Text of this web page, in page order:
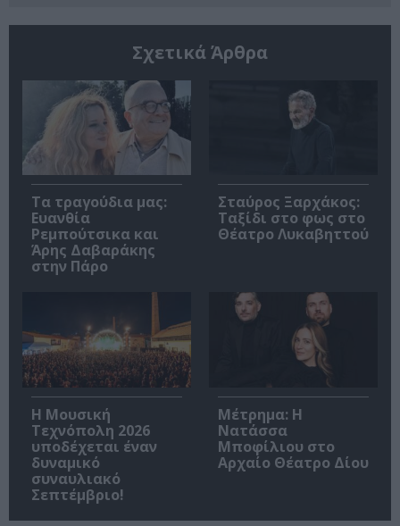
Σχετικά Άρθρα
Τα τραγούδια μας:
Ευανθία
Ρεμπούτσικα και
Άρης Δαβαράκης
στην Πάρο
Σταύρος Ξαρχάκος:
Ταξίδι στο φως στο
Θέατρο Λυκαβηττού
Η Μουσική
Τεχνόπολη 2026
υποδέχεται έναν
δυναμικό
συναυλιακό
Σεπτέμβριο!
Μέτρημα: Η
Νατάσσα
Μποφίλιου στο
Αρχαίο Θέατρο Δίου